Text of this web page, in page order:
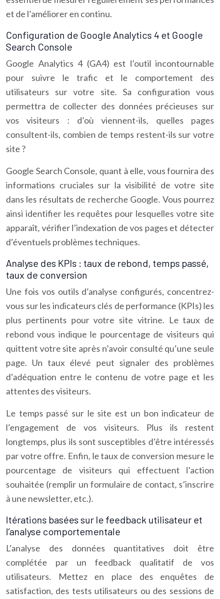
et de l’améliorer en continu.
Configuration de Google Analytics 4 et Google
Search Console
Google Analytics 4 (GA4) est l’outil incontournable
pour suivre le trafic et le comportement des
utilisateurs sur votre site. Sa configuration vous
permettra de collecter des données précieuses sur
vos visiteurs : d’où viennent-ils, quelles pages
consultent-ils, combien de temps restent-ils sur votre
site ?
Google Search Console, quant à elle, vous fournira des
informations cruciales sur la visibilité de votre site
dans les résultats de recherche Google. Vous pourrez
ainsi identifier les requêtes pour lesquelles votre site
apparaît, vérifier l’indexation de vos pages et détecter
d’éventuels problèmes techniques.
Analyse des KPIs : taux de rebond, temps passé,
taux de conversion
Une fois vos outils d’analyse configurés, concentrez-
vous sur les indicateurs clés de performance (KPIs) les
plus pertinents pour votre site vitrine. Le taux de
rebond vous indique le pourcentage de visiteurs qui
quittent votre site après n’avoir consulté qu’une seule
page. Un taux élevé peut signaler des problèmes
d’adéquation entre le contenu de votre page et les
attentes des visiteurs.
Le temps passé sur le site est un bon indicateur de
l’engagement de vos visiteurs. Plus ils restent
longtemps, plus ils sont susceptibles d’être intéressés
par votre offre. Enfin, le taux de conversion mesure le
pourcentage de visiteurs qui effectuent l’action
souhaitée (remplir un formulaire de contact, s’inscrire
à une newsletter, etc.).
Itérations basées sur le feedback utilisateur et
l’analyse comportementale
L’analyse des données quantitatives doit être
complétée par un feedback qualitatif de vos
utilisateurs. Mettez en place des enquêtes de
satisfaction, des tests utilisateurs ou des sessions de